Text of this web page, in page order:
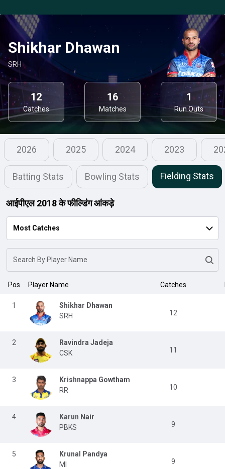
Shikhar Dhawan
SRH
12
Catches
16
Matches
1
Run Outs
2026 2025 2024 2023
Batting Stats Bowling Stats Fielding Stats
आईपीएल 2018 के फील्डिंग आंकड़े
Pos Player Name Catches
1
Shikhar Dhawan
SRH
12
2
Ravindra Jadeja
CSK
11
3
Krishnappa Gowtham
RR
10
4
Karun Nair
PBKS
9
5
Krunal Pandya
MI
9